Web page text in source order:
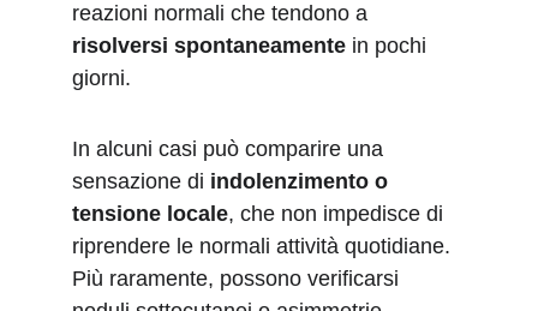
reazioni normali che tendono a
risolversi spontaneamente in pochi
giorni.
In alcuni casi può comparire una
sensazione di indolenzimento o
tensione locale, che non impedisce di
riprendere le normali attività quotidiane.
Più raramente, possono verificarsi